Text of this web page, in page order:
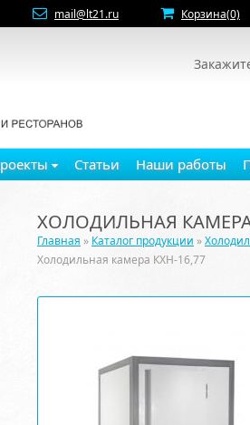
mail@lt21.ru Корзина(0)
Статьи Наши работы
ХОЛОДИЛЬНАЯ КАМЕРА
Главная » Каталог продукции »
Холодильная камера КХН-16,77